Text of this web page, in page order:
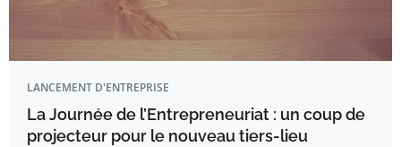
LANCEMENT D'ENTREPRISE
La Journée de l’Entrepreneuriat : un coup de
projecteur pour le nouveau tiers-lieu